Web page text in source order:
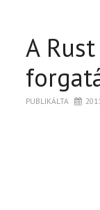
A
PUBLIKÁLTA